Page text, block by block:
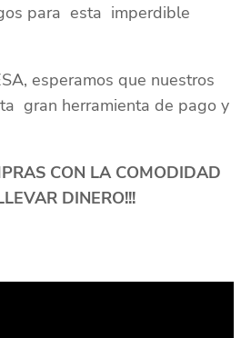
para esta imperdible
esperamos que nuestros
gran herramienta de pago y
CON LA COMODIDAD
DINERO!!!